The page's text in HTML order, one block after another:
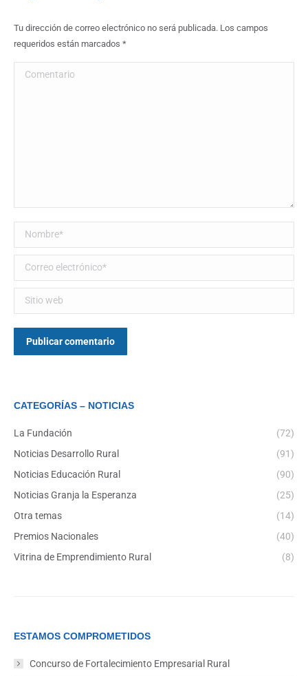
Tu dirección de correo electrónico no será publicada. Los campos
requeridos están marcados *
Comentario
Nombre *
Correo electrónico *
Sitio web
Publicar comentario
CATEGORÍAS – NOTICIAS
La Fundación
(72)
Noticias Desarrollo Rural
(91)
Noticias Educación Rural
(90)
Noticias Granja la Esperanza
(25)
Otra temas
(14)
Premios Nacionales
(40)
Vitrina de Emprendimiento Rural
(8)
ESTAMOS COMPROMETIDOS
Concurso de Fortalecimiento Empresarial Rural